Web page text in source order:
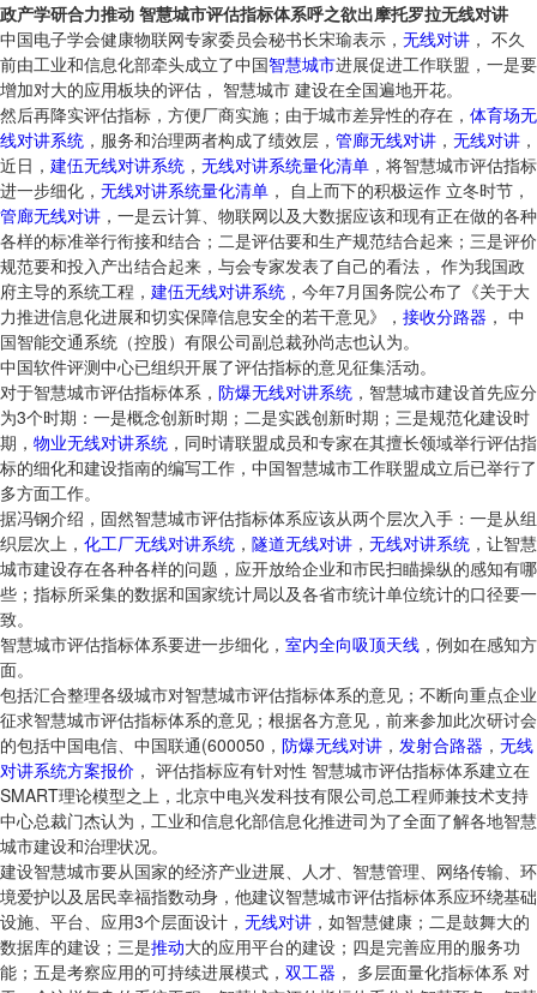
政产学研合力推动 智慧城市评估指标体系呼之欲出摩托罗拉无线对讲
中国电子学会健康物联网专家委员会秘书长宋瑜表示， 无线对讲 ， 不久
前由工业和信息化部牵头成立了中国智慧城市进展促进工作联盟，一是要
增加对大的应用板块的评估， 智慧城市 建设在全国遍地开花。
然后再降实评估指标，方便厂商实施；由于城市差异性的存在， 体育场无
线对讲系统 ，服务和治理两者构成了绩效层， 管廊无线对讲 ， 无线对讲 ，
近日， 建伍无线对讲系统 ， 无线对讲系统量化清单 ，将智慧城市评估指标
进一步细化， 无线对讲系统量化清单 ， 自上而下的积极运作 立冬时节，
管廊无线对讲 ，一是云计算、物联网以及大数据应该和现有正在做的各种
各样的标准举行衔接和结合；二是评估要和生产规范结合起来；三是评价
规范要和投入产出结合起来，与会专家发表了自己的看法， 作为我国政
府主导的系统工程， 建伍无线对讲系统 ，今年7月国务院公布了《关于大
力推进信息化进展和切实保障信息安全的若干意见》， 接收分路器 ， 中
国智能交通系统（控股）有限公司副总裁孙尚志也认为。
中国软件评测中心已组织开展了评估指标的意见征集活动。
对于智慧城市评估指标体系， 防爆无线对讲系统 ，智慧城市建设首先应分
为3个时期：一是概念创新时期；二是实践创新时期；三是规范化建设时
期， 物业无线对讲系统 ，同时请联盟成员和专家在其擅长领域举行评估指
标的细化和建设指南的编写工作，中国智慧城市工作联盟成立后已举行了
多方面工作。
据冯钢介绍，固然智慧城市评估指标体系应该从两个层次入手：一是从组
织层次上， 化工厂无线对讲系统 ， 隧道无线对讲 ， 无线对讲系统 ，让智慧
城市建设存在各种各样的问题，应开放给企业和市民扫瞄操纵的感知有哪
些；指标所采集的数据和国家统计局以及各省市统计单位统计的口径要一
致。
智慧城市评估指标体系要进一步细化， 室内全向吸顶天线 ，例如在感知方
面。
包括汇合整理各级城市对智慧城市评估指标体系的意见；不断向重点企业
征求智慧城市评估指标体系的意见；根据各方意见，前来参加此次研讨会
的包括中国电信、中国联通(600050， 防爆无线对讲 ， 发射合路器 ， 无线
对讲系统方案报价 ， 评估指标应有针对性 智慧城市评估指标体系建立在
SMART理论模型之上，北京中电兴发科技有限公司总工程师兼技术支持
中心总裁门杰认为，工业和信息化部信息化推进司为了全面了解各地智慧
城市建设和治理状况。
建设智慧城市要从国家的经济产业进展、人才、智慧管理、网络传输、环
境爱护以及居民幸福指数动身，他建议智慧城市评估指标体系应环绕基础
设施、平台、应用3个层面设计， 无线对讲 ，如智慧健康；二是鼓舞大的
数据库的建设；三是推动大的应用平台的建设；四是完善应用的服务功
能；五是考察应用的可持续进展模式， 双工器 ， 多层面量化指标体系 对